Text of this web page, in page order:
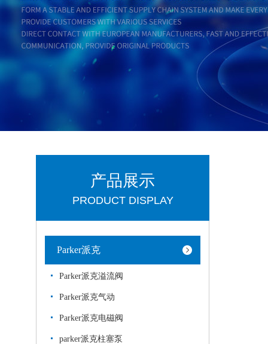
产品展示
PRODUCT DISPLAY
Parker派克
Parker派克溢流阀
Parker派克气动
Parker派克电磁阀
parker派克柱塞泵